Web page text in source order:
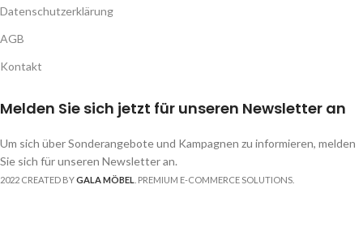
Datenschutzerklärung
AGB
Kontakt
Melden Sie sich jetzt für unseren Newsletter an
Um sich über Sonderangebote und Kampagnen zu informieren, melden
Sie sich für unseren Newsletter an.
2022 CREATED BYGALA MÖBEL . PREMIUM E-COMMERCE SOLUTIONS.